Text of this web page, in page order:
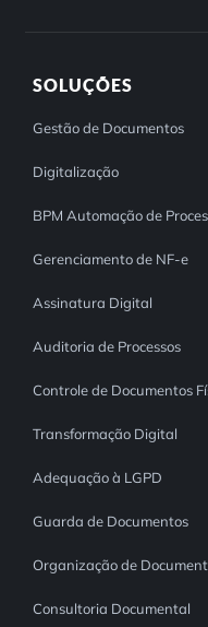
SOLUÇÕES
Gestão de Documentos
Digitalização
BPM Automação de
Gerenciamento de NF-e
Assinatura Digital
Auditoria de Processos
Controle de Documentos
Transformação Digital
Adequação à LGPD
Guarda de Documentos
Organização de
Consultoria Documental